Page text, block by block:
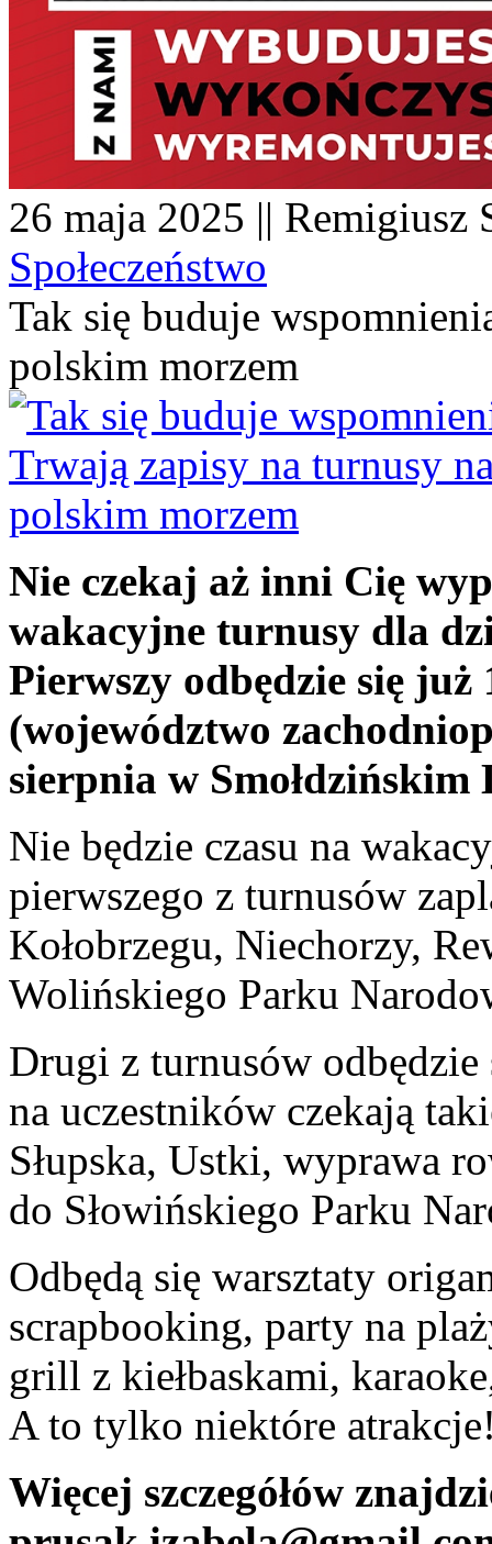
26 maja 2025 || Remigiusz
Społeczeństwo
Tak się buduje
polskim morzem
Nie czekaj aż inni Cię
wakacyjne turnusy dla
Pierwszy odbędzie się
(województwo
sierpnia w
Nie będzie czasu na
pierwszego z turnusów
Kołobrzegu, Niechorzy,
Wolińskiego Parku
Drugi z turnusów
na uczestników czekają
Słupska, Ustki, wyprawa
do Słowińskiego Parku
Odbędą się warsztaty
scrapbooking, party na
grill z kiełbaskami,
A to tylko niektóre
Więcej szczegółów